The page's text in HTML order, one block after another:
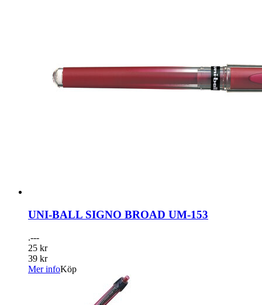
UNI-BALL SIGNO BROAD UM-153
.---
25 kr
39 kr
Mer infoKöp